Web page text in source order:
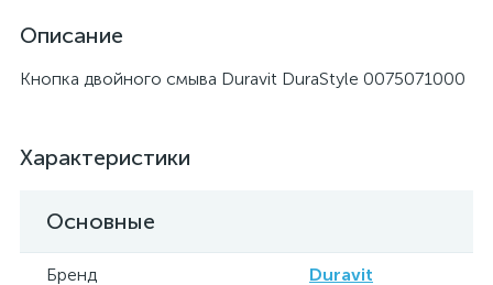
Описание
Кнопка двойного смыва Duravit DuraStyle 0075071000
Характеристики
Основные
Бренд
Duravit